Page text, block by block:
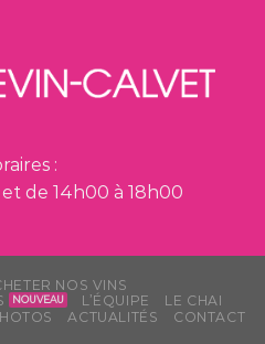
:
de 14h00 à 18h00
NOS VINS
L’ÉQUIPE
LE CHAI
ACTUALITÉS CONTACT